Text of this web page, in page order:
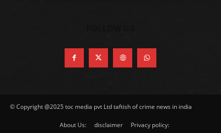
© Copyright @2025 toc media pvt Ltd taftish of crime news in india
About Us: disclaimer Privacy policy: